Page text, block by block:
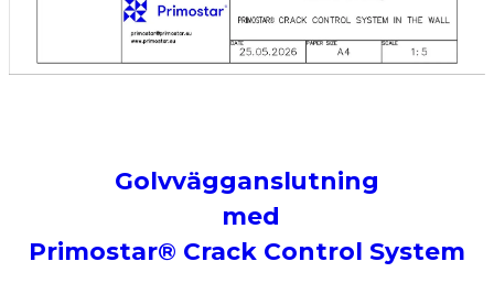
Golvvägganslutning
med​
Primostar® Crack Control System